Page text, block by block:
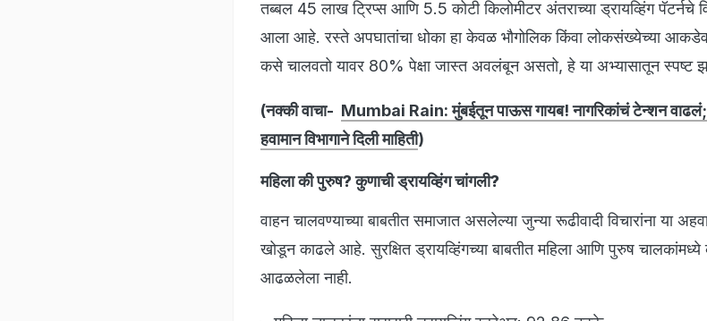
तब्बल 45 लाख ट्रिप्स आणि 5.5 कोटी किलोमीटर अंतराच्या ड्रायव्हिंग
आला आहे. रस्ते अपघातांचा धोका हा केवळ भौगोलिक किंवा लोकसंख्येच्या
कसे चालवतो यावर 80% पेक्षा जास्त अवलंबून असतो, हे या अभ्यासातून स्पष्ट
(नक्की वाचा- Mumbai Rain: मुंबईतून पाऊस गायब! नागरिकांचं टेन्शन वाढलं;
हवामान विभागाने दिली माहिती)
महिला की पुरुष? कुणाची ड्रायव्हिंग चांगली?
वाहन चालवण्याच्या बाबतीत समाजात असलेल्या जुन्या रूढीवादी विचारांना या
खोडून काढले आहे. सुरक्षित ड्रायव्हिंगच्या बाबतीत महिला आणि पुरुष चालकांमध्ये
आढळलेला नाही.